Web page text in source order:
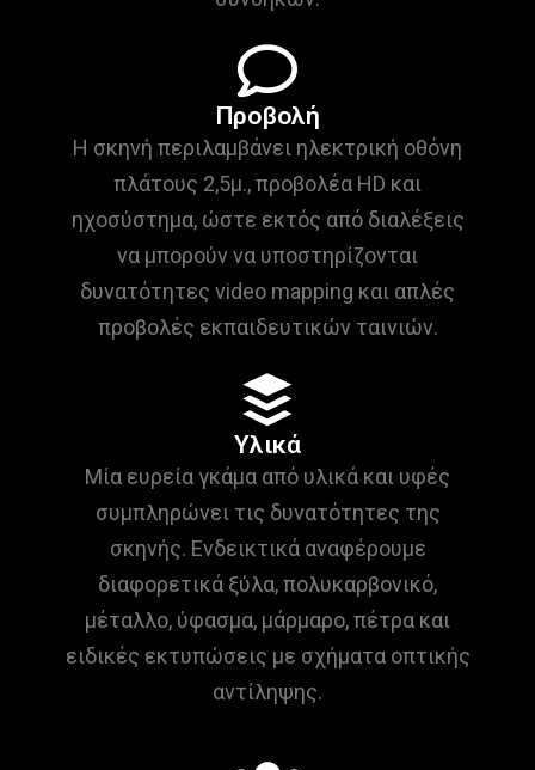
Προβολή
Η σκηνή περιλαμβάνει ηλεκτρική οθόνη
πλάτους 2,5μ., προβολέα HD και
ηχοσύστημα, ώστε εκτός από διαλέξεις
να μπορούν να υποστηρίζονται
δυνατότητες video mapping και απλές
προβολές εκπαιδευτικών ταινιών.
Υλικά
Μία ευρεία γκάμα από υλικά και υφές
συμπληρώνει τις δυνατότητες της
σκηνής. Ενδεικτικά αναφέρουμε
διαφορετικά ξύλα, πολυκαρβονικό,
μέταλλο, ύφασμα, μάρμαρο, πέτρα και
ειδικές εκτυπώσεις με σχήματα οπτικής
αντίληψης.